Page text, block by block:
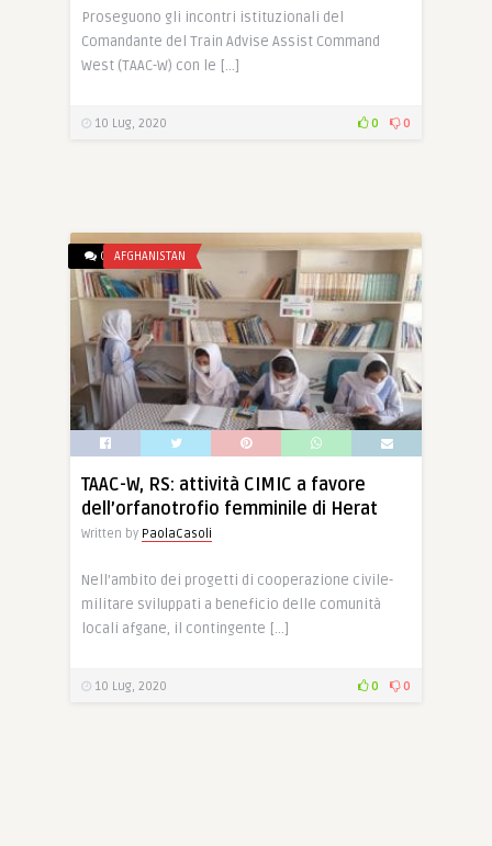
Proseguono gli incontri istituzionali del
Comandante del Train Advise Assist Command
West (TAAC-W) con le […]
10 Lug, 2020 0 0
0 AFGHANISTAN
TAAC-W, RS: attività CIMIC a favore
dell’orfanotrofio femminile di Herat
Written by PaolaCasoli
Nell’ambito dei progetti di cooperazione civile-
militare sviluppati a beneficio delle comunità
locali afgane, il contingente […]
10 Lug, 2020 0 0